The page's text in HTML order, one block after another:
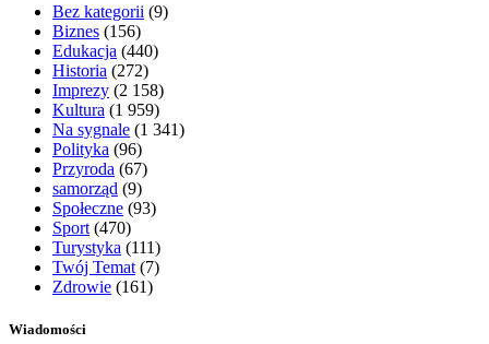
Bez kategorii (9)
Biznes (156)
Edukacja (440)
Historia (272)
Imprezy (2 158)
Kultura (1 959)
Na sygnale (1 341)
Polityka (96)
Przyroda (67)
samorząd (9)
Społeczne (93)
Sport (470)
Turystyka (111)
Twój Temat (7)
Zdrowie (161)
Wiadomości